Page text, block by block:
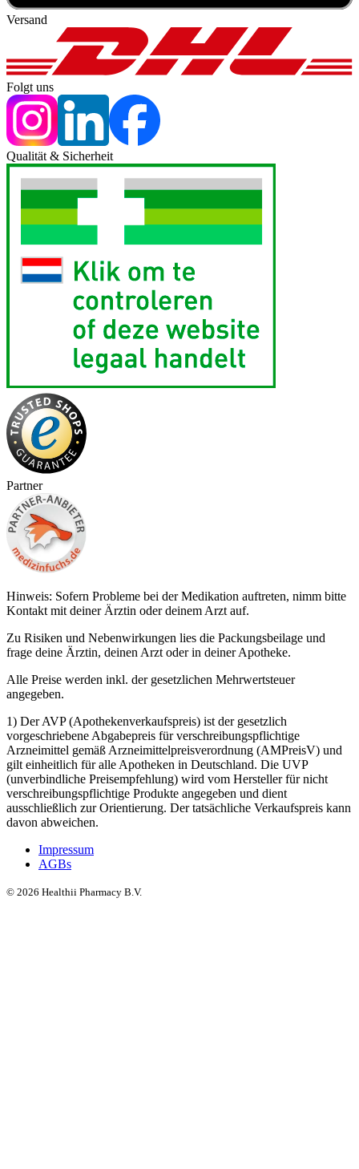
Versand
Folgt uns
Qualität & Sicherheit
Partner
Hinweis: Sofern Probleme bei der Medikation auftreten, nimm bitte
Kontakt mit deiner Ärztin oder deinem Arzt auf.
Zu Risiken und Nebenwirkungen lies die Packungsbeilage und
frage deine Ärztin, deinen Arzt oder in deiner Apotheke.
Alle Preise werden inkl. der gesetzlichen Mehrwertsteuer
angegeben.
1) Der AVP (Apothekenverkaufspreis) ist der gesetzlich
vorgeschriebene Abgabepreis für verschreibungspflichtige
Arzneimittel gemäß Arzneimittelpreisverordnung (AMPreisV) und
gilt einheitlich für alle Apotheken in Deutschland. Die UVP
(unverbindliche Preisempfehlung) wird vom Hersteller für nicht
verschreibungspflichtige Produkte angegeben und dient
ausschließlich zur Orientierung. Der tatsächliche Verkaufspreis kann
davon abweichen.
Impressum
AGBs
© 2026 Healthii Pharmacy B.V.